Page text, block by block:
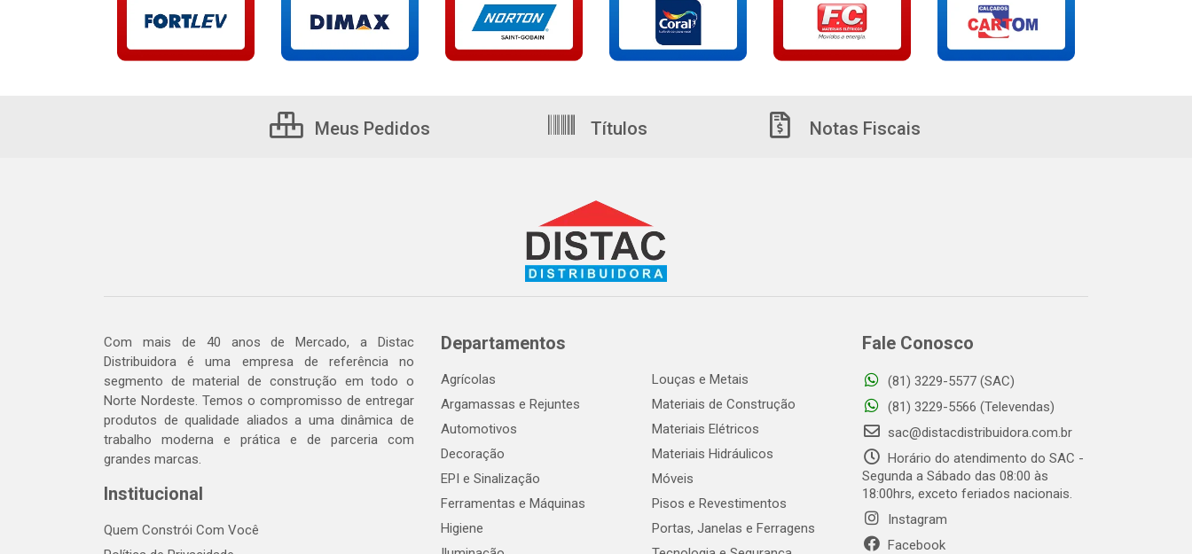
Meus Pedidos Títulos Notas Fiscais
Com mais de 40 anos de Mercado, a Distac
Distribuidora é uma empresa de referência no
segmento de material de construção em todo o
Norte Nordeste. Temos o compromisso de entregar
produtos de qualidade aliados a uma dinâmica de
trabalho moderna e prática e de parceria com
grandes marcas.
Institucional
Quem Constrói Com Você
Departamentos
Agrícolas
Argamassas e Rejuntes
Automotivos
Decoração
EPI e Sinalização
Ferramentas e Máquinas
Higiene
Louças e Metais
Materiais de Construção
Materiais Elétricos
Materiais Hidráulicos
Móveis
Pisos e Revestimentos
Portas, Janelas e Ferragens
Fale Conosco
(81) 3229-5577 (SAC)
(81) 3229-5566 (Televendas)
sac@distacdistribuidora.com.br
Horário do atendimento do SAC -
Segunda a Sábado das 08:00 às
18:00hrs, exceto feriados nacionais.
Instagram
Facebook